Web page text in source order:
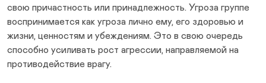
свою причастность или принадлежность. Угроза группе
воспринимается как угроза лично ему, его здоровью и
жизни, ценностям и убеждениям. Это в свою очередь
способно усиливать рост агрессии, направляемой на
противодействие врагу.